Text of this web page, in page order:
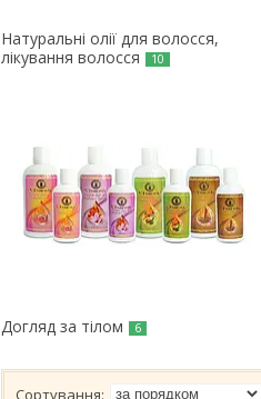
Натуральні олії для волосся,
лікування волосся
10
Догляд за тілом 6